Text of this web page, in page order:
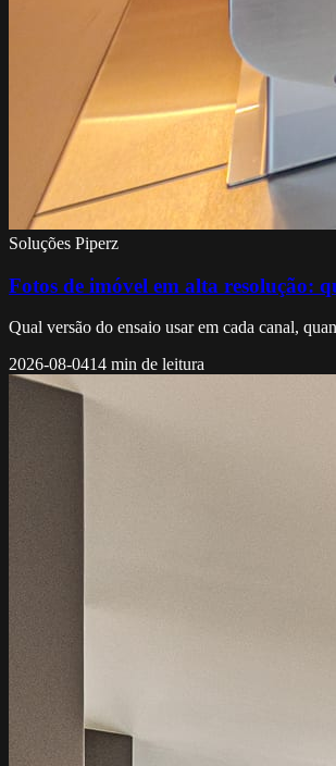
Soluções Piperz
Fotos de imóvel em alta resolução:
Qual versão do ensaio usar em cada canal,
2026-08-0414 min de leitura